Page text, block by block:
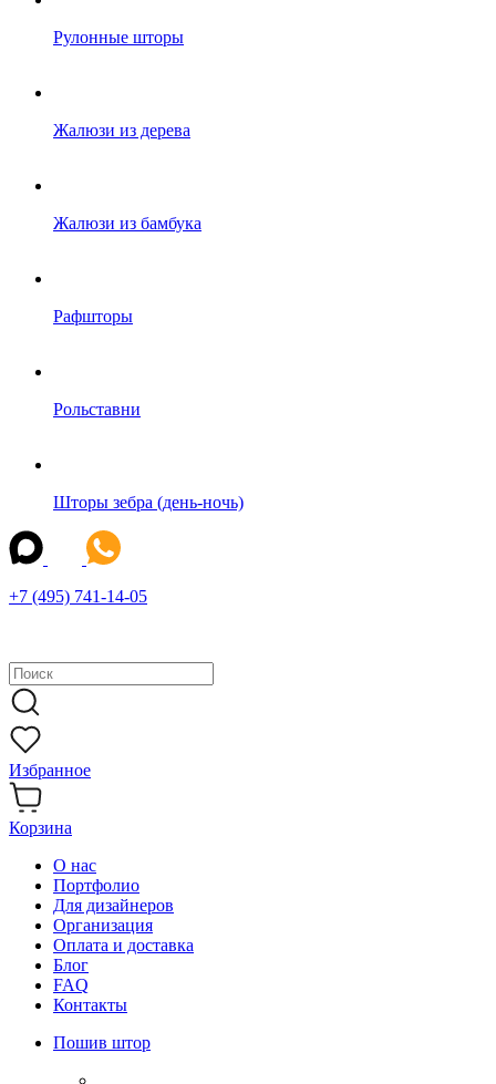
Рулонные шторы
Жалюзи из дерева
Жалюзи из бамбука
Рафшторы
Рольставни
Шторы зебра (день-ночь)
+7 (495) 741-14-05
Избранное
Корзина
О нас
Портфолио
Для дизайнеров
Организация
Оплата и доставка
Блог
FAQ
Контакты
Пошив штор